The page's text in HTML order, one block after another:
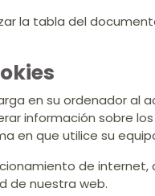
la tabla del
en su ordenador al
información sobre
en que utilice su
de
de nuestra web.